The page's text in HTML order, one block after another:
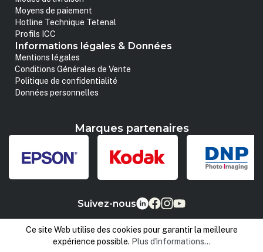
Moyens de paiement
Hotline Technique Tetenal
Profils ICC
Informations légales & Données
Mentions légales
Conditions Générales de Vente
Politique de confidentialité
Données personnelles
Marques partenaires
Suivez-nous
Ce site Web utilise des cookies pour garantir la meilleure
expérience possible. Plus d'informations...